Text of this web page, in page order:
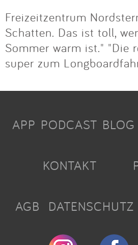
Freizeitzentrum
Schatten. Das ist toll,
Sommer warm ist." "Die
super zum
APP PODCAST BLOG
KONTAKT
AGB DATENSCHUTZ